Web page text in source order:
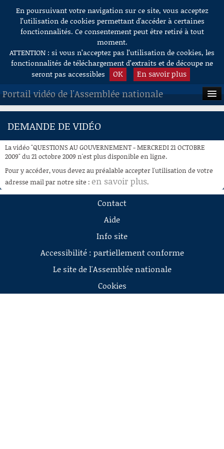
Aller au contenu
En poursuivant votre navigation sur ce site, vous acceptez
l’utilisation de cookies permettant d'accéder à certaines
fonctionnalités. Ce consentement peut être retiré à tout
moment.
ATTENTION : si vous n’acceptez pas l’utilisation de cookies, les
fonctionnalités de téléchargement d’extraits et de découpe ne
seront pas accessibles
OK En savoir plus
Portail vidéo de l'Assemblée nationale
ACCUEIL
À LA DEMANDE
RECHERCHE
AIDE À LA DÉCOUPE
DEMANDE DE VIDÉO
La vidéo "QUESTIONS AU GOUVERNEMENT - MERCREDI 21 OCTOBRE
2009" du 21 octobre 2009 n'est plus disponible en ligne.
Pour y accéder, vous devez au préalable accepter l'utilisation de votre
adresse mail par notre site : en savoir plus.
Contact
Aide
Info site
Accessibilité : partiellement conforme
Le site de l'Assemblée nationale
Cookies